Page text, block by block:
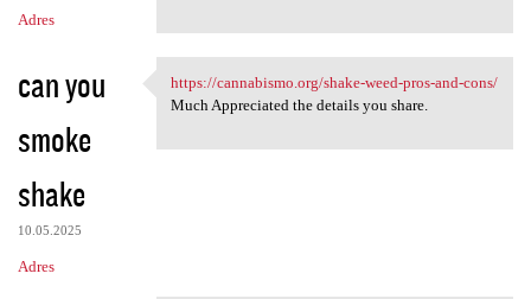
Adres
can you
smoke
shake
10.05.2025
Adres
https://cannabismo.org/shake
https://cannabismo.org/shake-weed-pros-and-cons/
Much Appreciated the details you share.